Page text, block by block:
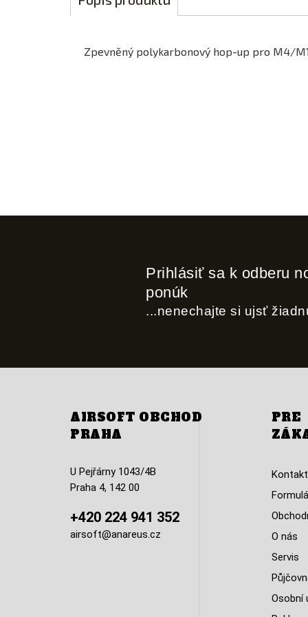
Zpevněný polykarbonový hop-up pro M4/
Prihlásiť sa k odberu
ponúk
...nenechajte si ujsť
AIRSOFT OBCHOD
PRAHA
U Pejřárny 1043/4B
Praha 4, 142 00
+420 224 941 352
airsoft@anareus.cz
PRE
O nás
Servis
Osobní